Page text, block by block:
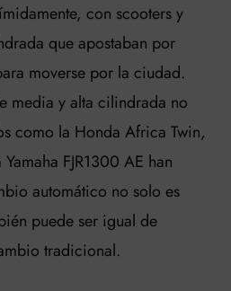
con scooters y
que apostaban por
moverse por la ciudad.
media y alta cilindrada no
como la Honda Africa Twin,
FJR1300 AE han
automático no solo es
puede ser igual de
tradicional.